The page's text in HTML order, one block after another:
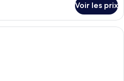
Voir les prix
Une chambre avec deux lits, chacun